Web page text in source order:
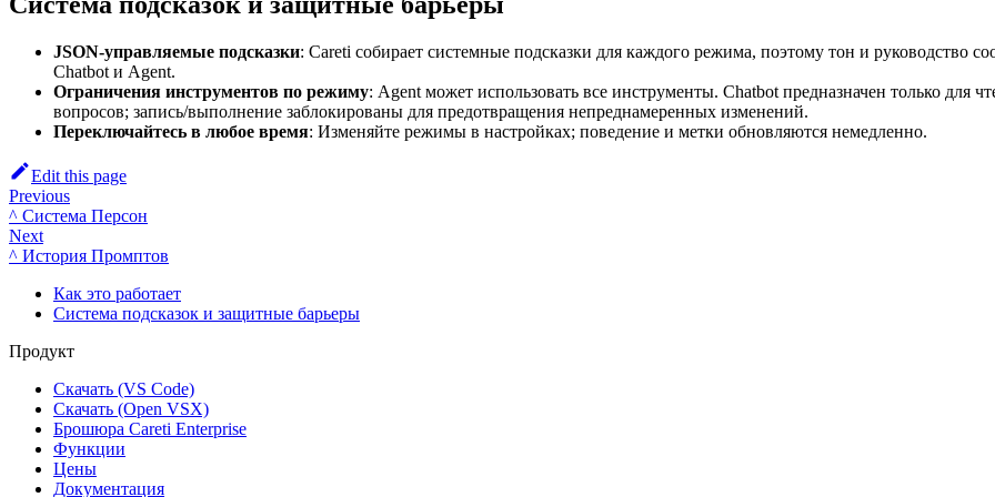
JSON-управляемые подсказки: Careti собирает системные подсказки для каждого режима, поэтому тон и руководство
Chatbot и Agent.
Ограничения инструментов по режиму: Agent может использовать все инструменты. Chatbot предназначен только для
вопросов; запись/выполнение заблокированы для предотвращения непреднамеренных изменений.
Переключайтесь в любое время: Изменяйте режимы в настройках; поведение и метки обновляются немедленно.
Edit this page
Previous
^ Система Персон
Next
^ История Промптов
Как это работает
Система подсказок и защитные барьеры
Продукт
Скачать (VS Code)
Скачать (Open VSX)
Брошюра Careti Enterprise
Функции
Цены
Документация